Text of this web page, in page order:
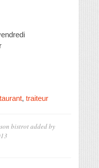
, traiteur
bistrotadded by